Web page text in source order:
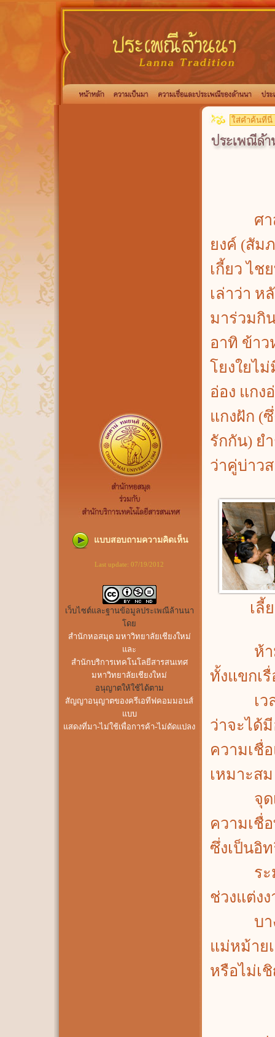
แบบสอบถามความคิดเห็น
Last update: 07/19/2012
เว็บไซต์และฐานข้อมูลประเพณีล้านนา
โดย
สำนักหอสมุด มหาวิทยาลัยเชียงใหม่
และ
สำนักบริการเทคโนโลยีสารสนเทศ
มหาวิทยาลัยเชียงใหม่
อนุญาตให้ใช้ได้ตาม
สัญญาอนุญาตของครีเอทีฟคอมมอนส์
แบบ
แสดงที่มา-ไม่ใช้เพื่อการค้า-ไม่ดัดแปลง
ศาสต
ยงค์ (สัม
เกี้ยว ไ
เล่าว่า ห
มาร่วมกิ
อาทิ ข้าว
โยงใยไ
อ่อง แกง
แกงฝัก (
รักกัน) ย
ว่าคู่บ่าว
เลี้
ห้ามด่า
ทั้งแขกเ
เวลาใ
ว่าจะได้
ความเชื่
เหมาะสม
จุดเที
ความเชื่
ซึ่งเป็นอิ
ระมัดร
ช่วงแต่ง
บางแห่
แม่หม้าย
หรือไม่เ